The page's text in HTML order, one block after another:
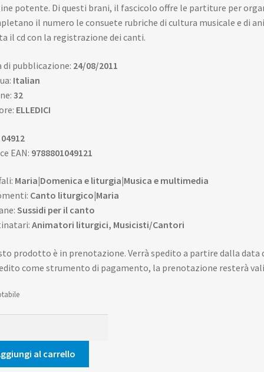
potente. Di questi brani, il fascicolo offre le partiture per
il numero le consuete rubriche di cultura musicale e di
il cd con la registrazione dei canti.
di pubblicazione: 24/08/2011
Italian
32
ELLEDICI
04912
EAN: 9788801049121
Maria|Domenica e liturgia|Musica e multimedia
Canto liturgico|Maria
Sussidi per il canto
Animatori liturgici, Musicisti/Cantori
prodotto è in prenotazione. Verrà spedito a partire dalla data
come strumento di pagamento, la prenotazione resterà
al carrello